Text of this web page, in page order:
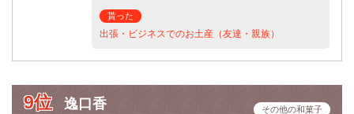
貰った
出張・ビジネスでのお土産（友達・親族）
9位 逸口香 その他の和菓子